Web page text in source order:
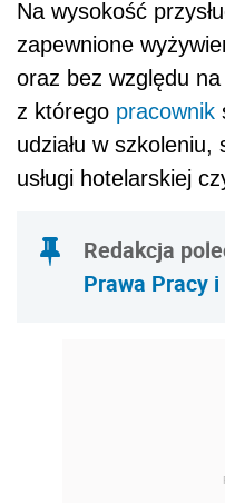
Na wysokość
zapewnione
oraz bez względu
z którego pracownik
udziału w
usługi hotelarskiej
Redakcja
Prawa Pracy